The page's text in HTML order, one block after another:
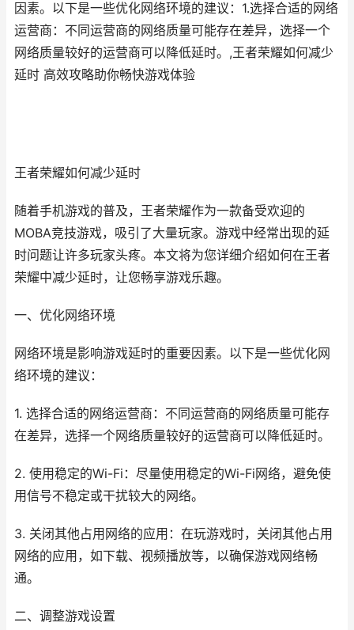
因素。以下是一些优化网络环境的建议：1.选择合适的网络
运营商：不同运营商的网络质量可能存在差异，选择一个
网络质量较好的运营商可以降低延时。,王者荣耀如何减少
延时 高效攻略助你畅快游戏体验
王者荣耀如何减少延时
随着手机游戏的普及，王者荣耀作为一款备受欢迎的
MOBA竞技游戏，吸引了大量玩家。游戏中经常出现的延
时问题让许多玩家头疼。本文将为您详细介绍如何在王者
荣耀中减少延时，让您畅享游戏乐趣。
一、优化网络环境
网络环境是影响游戏延时的重要因素。以下是一些优化网
络环境的建议：
1. 选择合适的网络运营商：不同运营商的网络质量可能存
在差异，选择一个网络质量较好的运营商可以降低延时。
2. 使用稳定的Wi-Fi：尽量使用稳定的Wi-Fi网络，避免使
用信号不稳定或干扰较大的网络。
3. 关闭其他占用网络的应用：在玩游戏时，关闭其他占用
网络的应用，如下载、视频播放等，以确保游戏网络畅
通。
二、调整游戏设置